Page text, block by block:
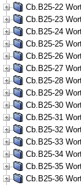
Cb.B25-22
Cb.B25-23
Cb.B25-24
Cb.B25-25
Cb.B25-26
Cb.B25-27
Cb.B25-28
Cb.B25-29
Cb.B25-30
Cb.B25-31
Cb.B25-32
Cb.B25-33
Cb.B25-34
Cb.B25-35
Cb.B25-36